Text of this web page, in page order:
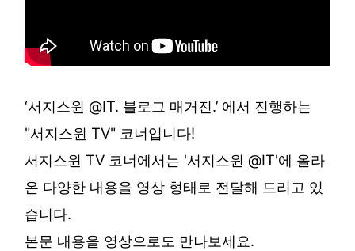
‘서지스윈 @IT. 블로그 매거진.’ 에서 진행하는
"서지스윈 TV" 코너입니다!
서지스윈 TV 코너에서는 '서지스윈 @IT'에 올라
온 다양한 내용을 영상 형태로 전달해 드리고 있
습니다.
본문 내용을 영상으로도 만나보세요.